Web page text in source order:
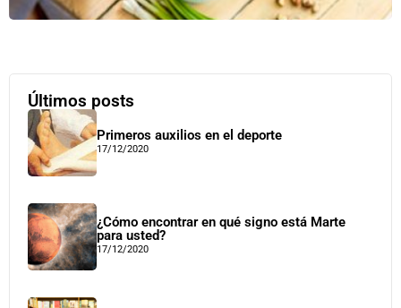
Últimos posts
Primeros auxilios en el deporte
17/12/2020
¿Cómo encontrar en qué signo está Marte
para usted?
17/12/2020